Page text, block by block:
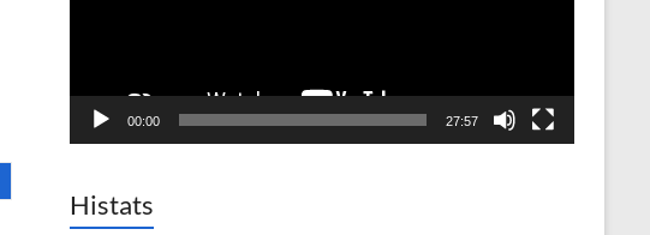
00:00 27:57
Histats